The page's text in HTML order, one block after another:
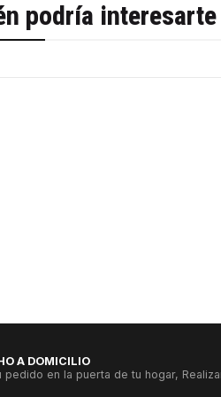
podría
A DOMICILIO
pedido en la puerta de tu hogar,